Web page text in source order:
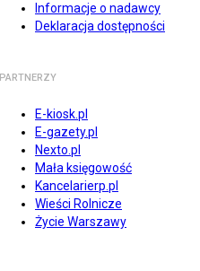
Informacje o nadawcy
Deklaracja dostępności
PARTNERZY
E-kiosk.pl
E-gazety.pl
Nexto.pl
Mała księgowość
Kancelarierp.pl
Wieści Rolnicze
Życie Warszawy